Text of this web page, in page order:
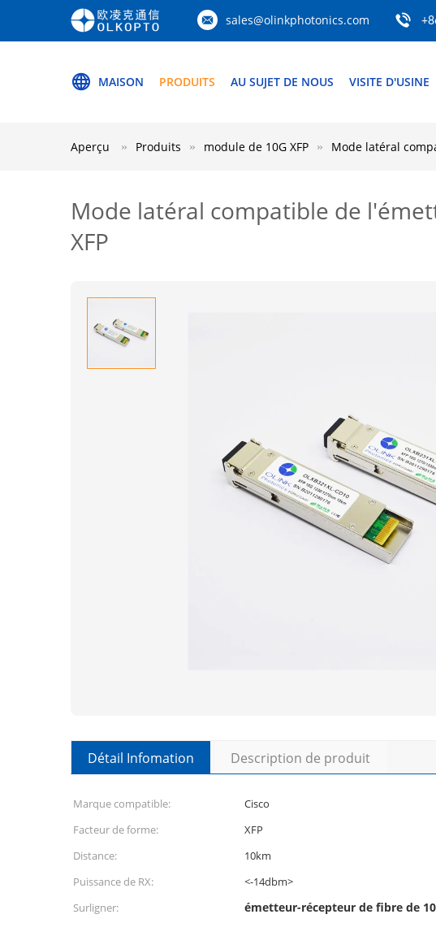
sales@olinkphotonics.com
MAISON PRODUITS AU SUJET DE NOUS VISITE D'USINE
Aperçu Produits module de 10G XFP Mode latéral
Mode latéral compatible de
XFP
Détail Infomation Description de produit
Marque compatible: Cisco
Facteur de forme:
XFP
Distance:
10km
Puissance de RX:
<-14dbm>
Surligner:
émetteur-récepteur de fibre de